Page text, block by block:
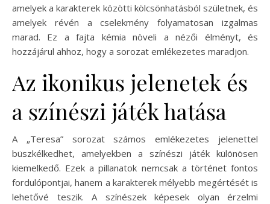
amelyek a karakterek közötti kölcsönhatásból születnek, és
amelyek révén a cselekmény folyamatosan izgalmas
marad. Ez a fajta kémia növeli a nézői élményt, és
hozzájárul ahhoz, hogy a sorozat emlékezetes maradjon.
Az ikonikus jelenetek és
a színészi játék hatása
A „Teresa” sorozat számos emlékezetes jelenettel
büszkélkedhet, amelyekben a színészi játék különösen
kiemelkedő. Ezek a pillanatok nemcsak a történet fontos
fordulópontjai, hanem a karakterek mélyebb megértését is
lehetővé teszik. A színészek képesek olyan érzelmi